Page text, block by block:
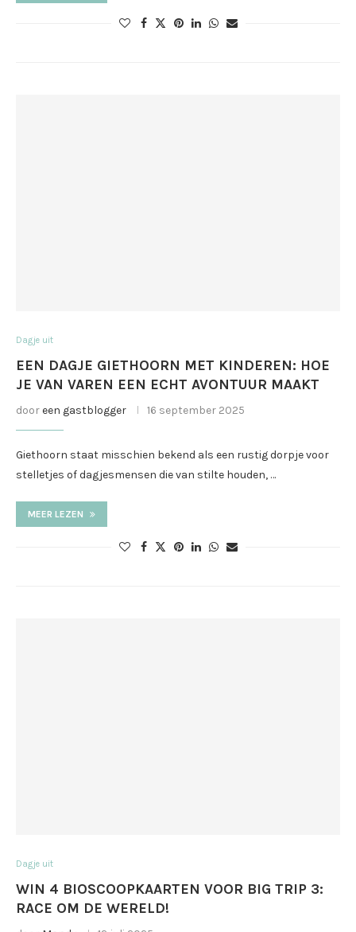
Dagje uit
EEN DAGJE GIETHOORN MET KINDEREN: HOE
JE VAN VAREN EEN ECHT AVONTUUR MAAKT
dooreen gastblogger 16 september 2025
Giethoorn staat misschien bekend als een rustig dorpje voor
stelletjes of dagjesmensen die van stilte houden, …
MEER LEZEN
Dagje uit
WIN 4 BIOSCOOPKAARTEN VOOR BIG TRIP 3:
RACE OM DE WERELD!